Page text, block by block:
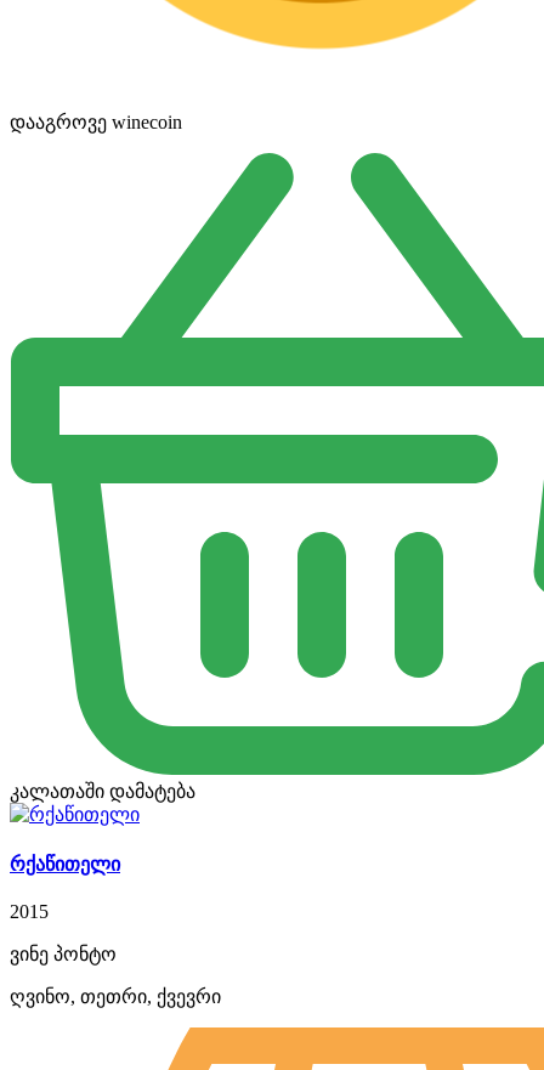
დააგროვე winecoin
კალათაში დამატება
რქაწითელი
2015
ვინე პონტო
ღვინო, თეთრი, ქვევრი